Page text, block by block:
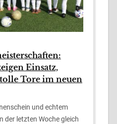
Einsatz,
Tore im neuen
und echtem
der letzten Woche gleich